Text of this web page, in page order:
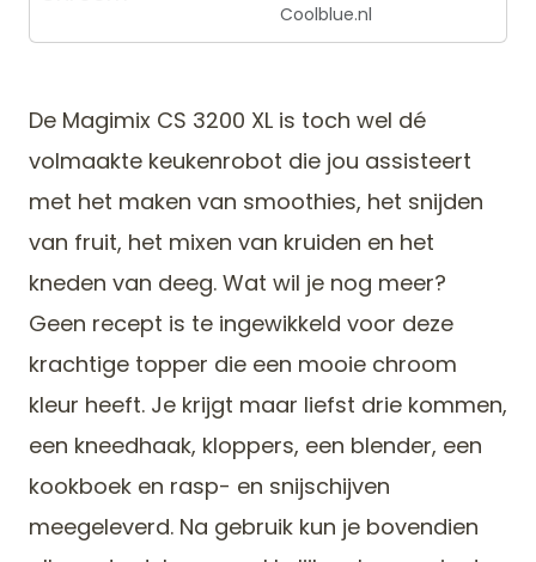
Coolblue.nl
De Magimix CS 3200 XL is toch wel dé
volmaakte keukenrobot die jou assisteert
met het maken van smoothies, het snijden
van fruit, het mixen van kruiden en het
kneden van deeg. Wat wil je nog meer?
Geen recept is te ingewikkeld voor deze
krachtige topper die een mooie chroom
kleur heeft. Je krijgt maar liefst drie kommen,
een kneedhaak, kloppers, een blender, een
kookboek en rasp- en snijschijven
meegeleverd. Na gebruik kun je bovendien